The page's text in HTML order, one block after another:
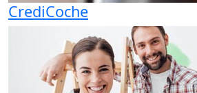
CrediCoche